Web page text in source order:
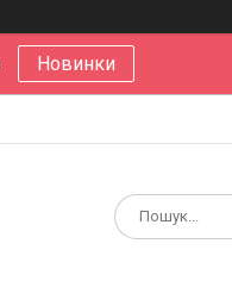
Новинки